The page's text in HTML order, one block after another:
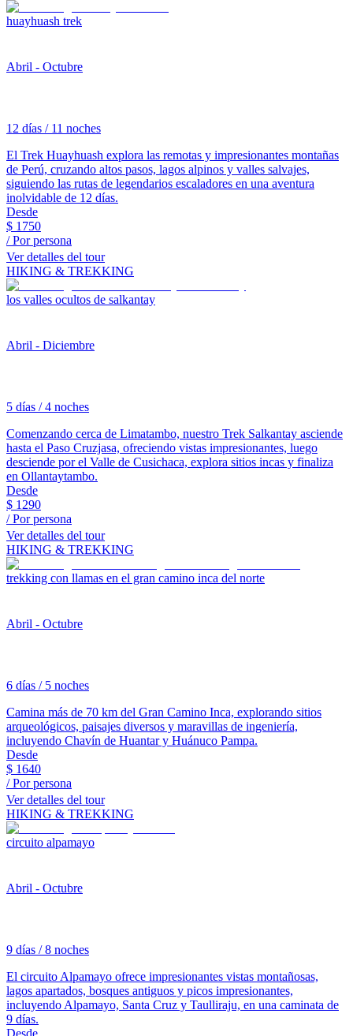
huayhuash trek
Abril - Octubre
12 días / 11 noches
El Trek Huayhuash explora las remotas y impresionantes montañas
de Perú, cruzando altos pasos, lagos alpinos y valles salvajes,
siguiendo las rutas de legendarios escaladores en una aventura
inolvidable de 12 días.
Desde
$ 1750
/ Por persona
Ver detalles del tour
HIKING & TREKKING
los valles ocultos de salkantay
Abril - Diciembre
5 días / 4 noches
Comenzando cerca de Limatambo, nuestro Trek Salkantay asciende
hasta el Paso Cruzjasa, ofreciendo vistas impresionantes, luego
desciende por el Valle de Cusichaca, explora sitios incas y finaliza
en Ollantaytambo.
Desde
$ 1290
/ Por persona
Ver detalles del tour
HIKING & TREKKING
trekking con llamas en el gran camino inca del norte
Abril - Octubre
6 días / 5 noches
Camina más de 70 km del Gran Camino Inca, explorando sitios
arqueológicos, paisajes diversos y maravillas de ingeniería,
incluyendo Chavín de Huantar y Huánuco Pampa.
Desde
$ 1640
/ Por persona
Ver detalles del tour
HIKING & TREKKING
circuito alpamayo
Abril - Octubre
9 días / 8 noches
El circuito Alpamayo ofrece impresionantes vistas montañosas,
lagos apartados, bosques antiguos y picos impresionantes,
incluyendo Alpamayo, Santa Cruz y Taulliraju, en una caminata de
9 días.
Desde